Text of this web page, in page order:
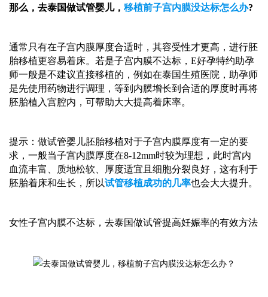
那么，去泰国做试管婴儿， 移植前子宫内膜没达标怎么办?
通常只有在子宫内膜厚度合适时，其容受性才更高，进行胚
胎移植更容易着床。若是子宫内膜不达标， E好孕特约助孕
师一般是不建议直接移植的，例如在泰国生殖医院， 助孕师
是先使用药物进行调理，等到内膜增长到合适的厚度时再将
胚胎植入宫腔内，可帮助大大提高着床率。
提示：做试管婴儿胚胎移植对于子宫内膜厚度有一定的要
求，一般当子宫内膜厚度在8-12mm时较为理想，此时宫内
血流丰富、质地松软、厚度适宜且细胞分裂良好，这有利于
胚胎着床和生长，所以试管移植成功的几率也会大大提升。
女性子宫内膜不达标， 去泰国做试管提高妊娠率的有效方法